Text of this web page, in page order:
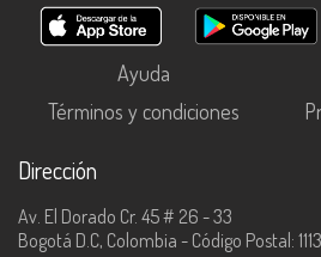
Ayuda
Términos y condiciones
Dirección
Av. El Dorado Cr. 45 # 26 - 33
Bogotá D.C, Colombia - Código Postal: